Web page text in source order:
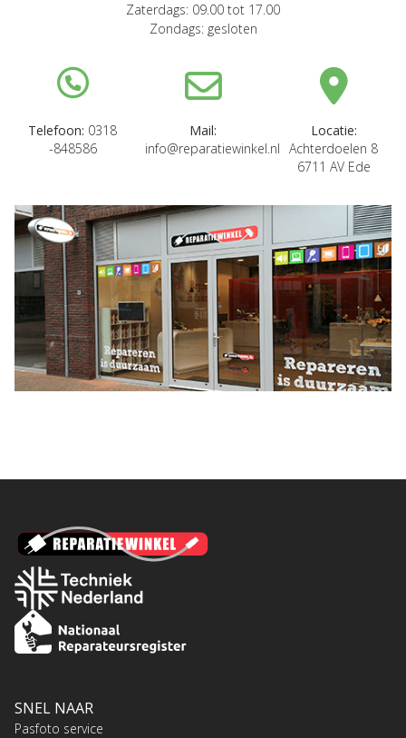
Zaterdags: 09.00 tot 17.00
Zondags: gesloten
Telefoon: 0318
-848586
Mail:
info@reparatiewinkel.nl
Locatie:
Achterdoelen 8
6711 AV Ede
SNEL NAAR
Pasfoto service